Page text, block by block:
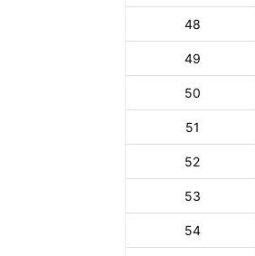
48
49
50
51
52
53
54